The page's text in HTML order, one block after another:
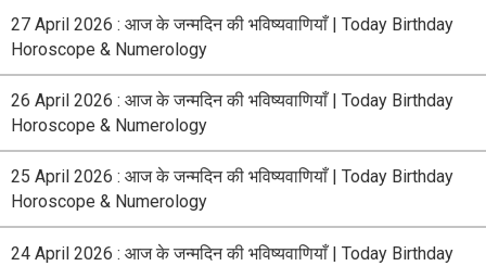
27 April 2026 : आज के जन्मदिन की भविष्यवाणियाँ | Today Birthday
Horoscope & Numerology
26 April 2026 : आज के जन्मदिन की भविष्यवाणियाँ | Today Birthday
Horoscope & Numerology
25 April 2026 : आज के जन्मदिन की भविष्यवाणियाँ | Today Birthday
Horoscope & Numerology
24 April 2026 : आज के जन्मदिन की भविष्यवाणियाँ | Today Birthday